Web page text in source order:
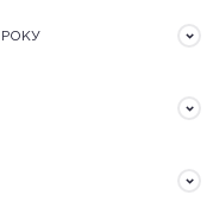
РОКУ
та оцінювання